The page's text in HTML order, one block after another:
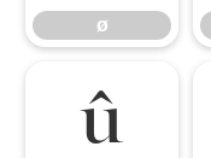
ø
û